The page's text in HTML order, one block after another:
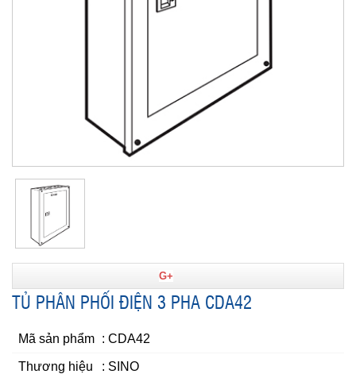
G+
TỦ PHÂN PHỐI ĐIỆN 3 PHA CDA42
Mã sản phẩm : CDA42
Thương hiệu : SINO